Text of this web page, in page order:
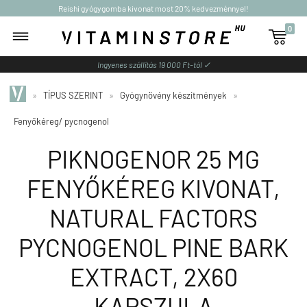
Reishi gyógygomba kivonat most 20% kedvezménnyel!

0
Ingyenes szállítás 19 000 Ft-tól ✓
» TÍPUS SZERINT » Gyógynövény készítmények »
Fenyőkéreg/ pycnogenol
PIKNOGENOR 25 MG
FENYŐKÉREG KIVONAT,
NATURAL FACTORS
PYCNOGENOL PINE BARK
EXTRACT, 2X60